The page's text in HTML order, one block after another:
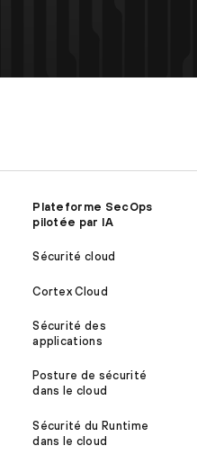
Plateforme SecOps
pilotée par IA
Sécurité cloud
Cortex Cloud
Sécurité des
applications
Posture de sécurité
dans le cloud
Sécurité du Runtime
dans le cloud